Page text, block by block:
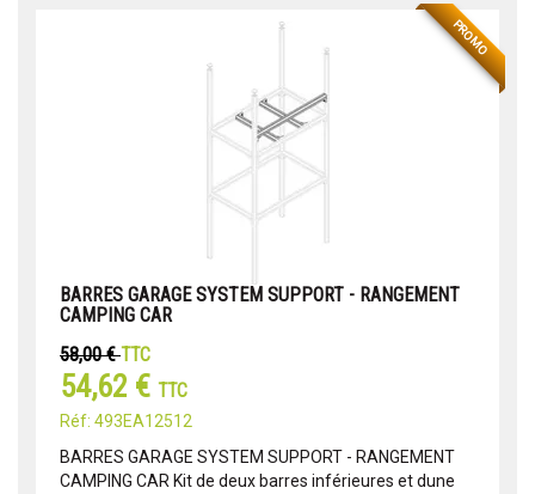
PROMO
BARRES GARAGE SYSTEM SUPPORT - RANGEMENT
CAMPING CAR
58,00 €TTC
54,62 € TTC
Réf: 493EA12512
BARRES GARAGE SYSTEM SUPPORT - RANGEMENT
CAMPING CAR Kit de deux barres inférieures et dune